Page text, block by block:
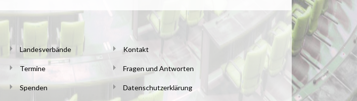
Landesverbände
Termine
Spenden
Kontakt
Fragen und Antworten
Datenschutzerklärung